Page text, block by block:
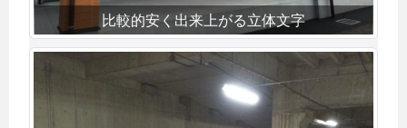
比較的安く出来上がる立体文字